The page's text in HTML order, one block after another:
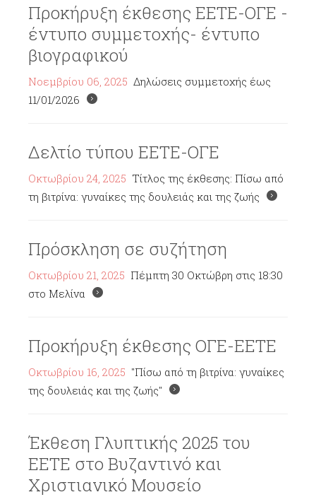
Προκήρυξη έκθεσης ΕΕΤΕ-ΟΓΕ -
έντυπο συμμετοχής- έντυπο
βιογραφικού
Νοεμβρίου 06, 2025 Δηλώσεις συμμετοχής έως
11/01/2026
Δελτίο τύπου ΕΕΤΕ-ΟΓΕ
Οκτωβρίου 24, 2025 Τίτλος της έκθεσης: Πίσω από
τη βιτρίνα: γυναίκες της δουλειάς και της ζωής
Πρόσκληση σε συζήτηση
Οκτωβρίου 21, 2025 Πέμπτη 30 Οκτώβρη στις 18:30
στο Μελίνα
Προκήρυξη έκθεσης ΟΓΕ-ΕΕΤΕ
Οκτωβρίου 16, 2025 "Πίσω από τη βιτρίνα: γυναίκες
της δουλειάς και της ζωής"
Έκθεση Γλυπτικής 2025 του
ΕΕΤΕ στο Βυζαντινό και
Χριστιανικό Μουσείο